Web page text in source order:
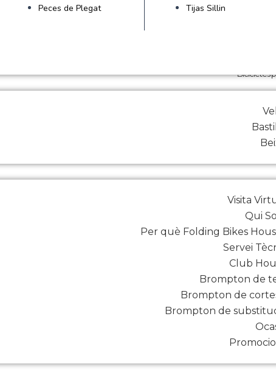
Peces de Plegat
Tijas Sillin
Bicicletes
Visita
Qui
Per què Folding Bikes
Servei
Club
Brompton de
Brompton de
Brompton de